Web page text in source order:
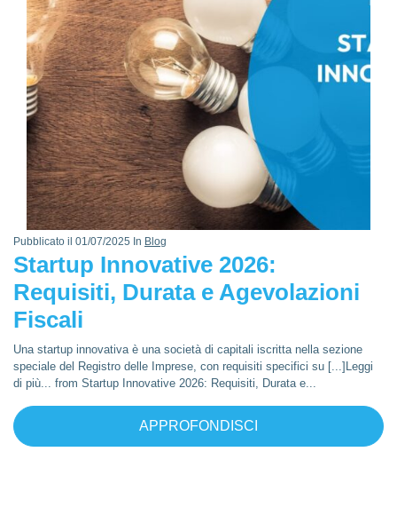
Pubblicato il 01/07/2025 In Blog
Startup Innovative 2026:
Requisiti, Durata e Agevolazioni
Fiscali
Una startup innovativa è una società di capitali iscritta nella sezione
speciale del Registro delle Imprese, con requisiti specifici su [...]Leggi
di più... from Startup Innovative 2026: Requisiti, Durata e...
APPROFONDISCI